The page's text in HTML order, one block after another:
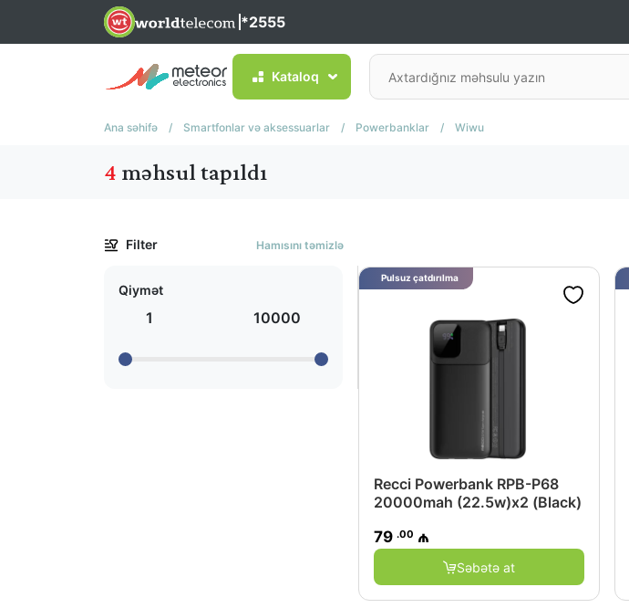
*2555
Kataloq
Ana səhifə / Smartfonlar və aksessuarlar / Powerbanklar / Wiwu
4 məhsul tapıldı
Filter Hamısını təmizlə
Qiymət
1 10000
Recci Powerbank RPB-P68
20000mah (22.5w)x2 (Black)
79 .00 ₼
Səbətə at
Pulsuz çatdırılma